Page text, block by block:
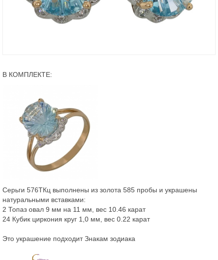
В КОМПЛЕКТЕ:
Серьги 576ТКц выполнены из золота 585 пробы и украшены
натуральными вставками:
2 Топаз овал 9 мм на 11 мм, вес 10.46 карат
24 Кубик циркония круг 1,0 мм, вес 0.22 карат
Это украшение подходит Знакам зодиака